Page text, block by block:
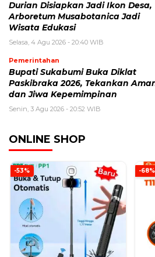
Durian Disiapkan Jadi Ikon Desa,
Arboretum Musabotanica Jadi
Wisata Edukasi
Selasa, 4 Agu 2026 - 20:40 WIB
Pemerintahan
Bupati Sukabumi Buka Diklat
Paskibraka 2026, Tekankan
dan Jiwa Kepemimpinan
Senin, 3 Agu 2026 - 20:52 WIB
ONLINE SHOP
-53% -68%